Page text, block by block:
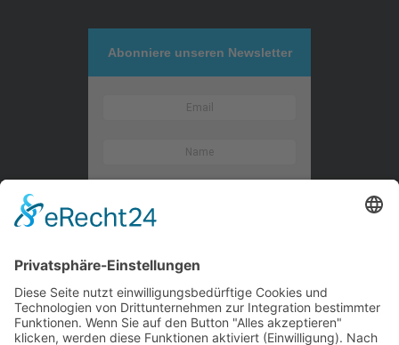
Abonniere unseren Newsletter
Kontaktieren Sie uns
WalBee
Bizzmade GmbH